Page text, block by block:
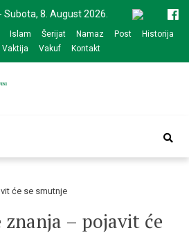
Subota, 8. August 2026.
Islam Šerijat Namaz Post
Historija
Vaktija Vakuf Kontakt
Bijeljina
će se smutnje
znanja – pojavit će